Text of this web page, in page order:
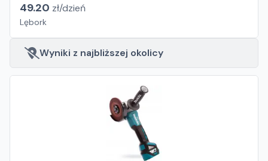
49.20 zł/dzień
Lębork
Wyniki z najbliższej okolicy